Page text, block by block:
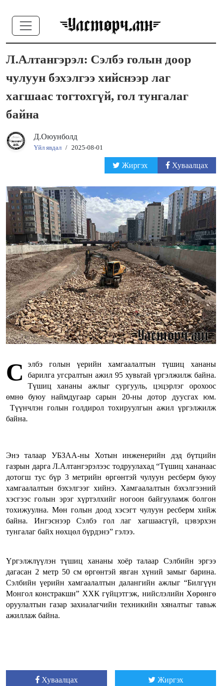
Л.Алтангэрэл: Сэлбэ голын доор
чулуун бэхэлгээ хийснээр лаг
хагшаас тогтохгүй, гол тунгалаг
байна
Д.Оюунболд
Үйл явдал / 2025-08-01
Жиргэх Хуваалцах
С
элбэ голын үерийн хамгаалалтын түшиц хананы
барилга угсралтын ажил 95 хувьтай үргэлжилж байна.
Түшиц хананы ажлыг сургууль, цэцэрлэг орохоос
өмнө буюу наймдугаар сарын 20-ны дотор дуусгах юм.
Түүнчлэн голын голдирол тохируулгын ажил үргэлжилж
байна.
Энэ талаар УБЗАА-ны Хотын инженерийн дэд бүтцийн
газрын дарга Л.Алтангэрэлээс тодруулахад “Түшиц хананаас
дотогш тус бүр 3 метрийн өргөнтэй чулуун ресберм буюу
хамгаалалтын бэхэлгээг хийнэ. Хамгаалалтын бэхэлгээний
хэсгээс голын эрэг хүртэлхийг ногоон байгууламж болгон
тохижуулна. Мөн голын доод хэсэгт чулуун ресберм хийж
байна. Ингэснээр Сэлбэ гол лаг хагшаасгүй, цэвэрхэн
тунгалаг байх нөхцөл бүрдэнэ” гэлээ.
Үргэлжлүүлэн түшиц хананы хоёр талаар Сэлбийн эргээ
дагасан 2 метр 50 см өргөнтэй явган хүний замыг барина.
Сэлбийн үерийн хамгаалалтын далангийн ажлыг “Билгүүн
Монгол констракшн” ХХК гүйцэтгэж, нийслэлийн Хөрөнгө
оруулалтын газар захиалагчийн техникийн хяналтыг тавьж
ажиллаж байна.
Хуваалцах Жиргэх